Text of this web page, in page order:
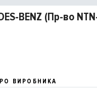
BENZ (Пр-во
ВИРОБНИКА